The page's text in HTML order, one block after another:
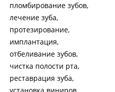
пломбирование зубов
лечение зуба
протезирование
имплантация
отбеливание зубов
чистка полости рта
реставрация зуба